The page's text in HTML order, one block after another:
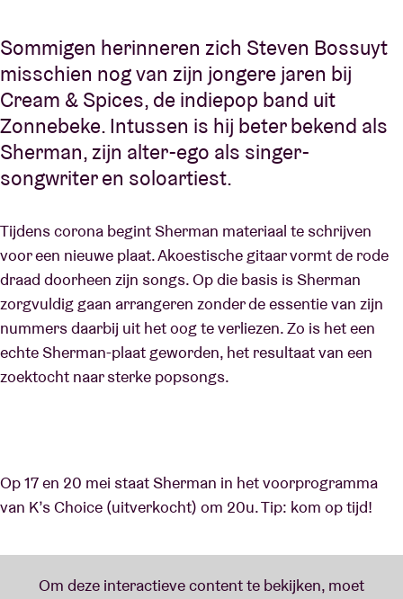
Over AB
Contact
Sommigen herinneren zich Steven Bossuyt
misschien nog van zijn jongere jaren bij
Cream & Spices, de indiepop band uit
Zonnebeke. Intussen is hij beter bekend als
Sherman, zijn alter-ego als singer-
songwriter en soloartiest.
Tijdens corona begint Sherman materiaal te schrijven
voor een nieuwe plaat. Akoestische gitaar vormt de rode
draad doorheen zijn songs. Op die basis is Sherman
zorgvuldig gaan arrangeren zonder de essentie van zijn
nummers daarbij uit het oog te verliezen. Zo is het een
echte Sherman-plaat geworden, het resultaat van een
zoektocht naar sterke popsongs.
Op 17 en 20 mei staat Sherman in het voorprogramma
van K’s Choice (uitverkocht) om 20u. Tip: kom op tijd!